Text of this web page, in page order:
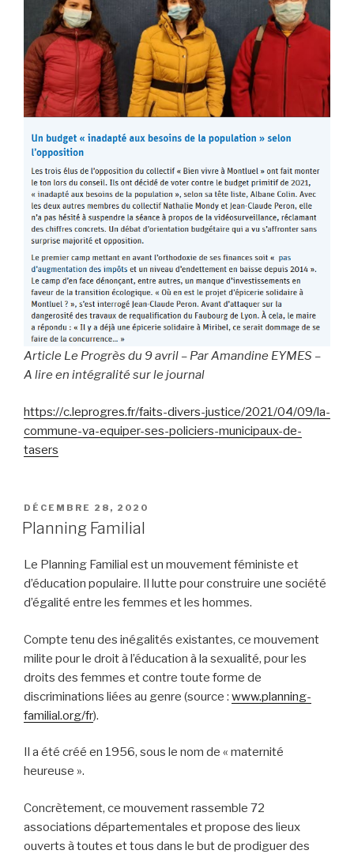
Article Le Progrès du 9 avril – Par Amandine EYMES –
A lire en intégralité sur le journal
https://c.leprogres.fr/faits-divers-justice/2021/04/09/la-
commune-va-equiper-ses-policiers-municipaux-de-
tasers
PUBLIÉ
LE
DÉCEMBRE 28, 2020
Planning Familial
Le Planning Familial est un mouvement féministe et
d’éducation populaire. Il lutte pour construire une société
d’égalité entre les femmes et les hommes.
Compte tenu des inégalités existantes, ce mouvement
milite pour le droit à l’éducation à la sexualité, pour les
droits des femmes et contre toute forme de
discriminations liées au genre (source : www.planning-
familial.org/fr).
Il a été créé en 1956, sous le nom de « maternité
heureuse ».
Concrètement, ce mouvement rassemble 72
associations départementales et propose des lieux
ouverts à toutes et tous dans le but de prodiguer des